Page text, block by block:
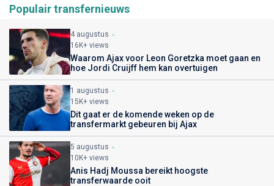
Populair transfernieuws
4 augustus
16K+ views
Waarom Ajax voor Leon Goretzka moet gaan en
hoe Jordi Cruijff hem kan overtuigen
1 augustus
15K+ views
Dit gaat er de komende weken op de
transfermarkt gebeuren bij Ajax
5 augustus
10K+ views
Anis Hadj Moussa bereikt hoogste
transferwaarde ooit